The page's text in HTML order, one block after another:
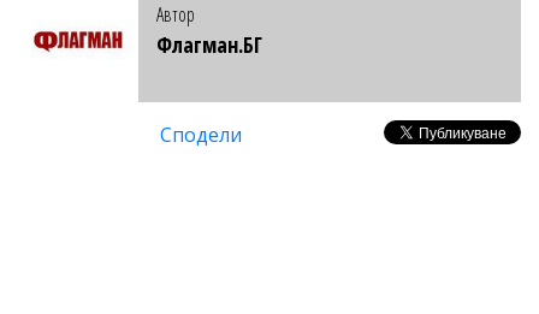
Автор
Флагман.БГ
Сподели